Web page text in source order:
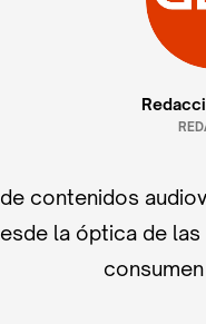
contenidos
la óptica de